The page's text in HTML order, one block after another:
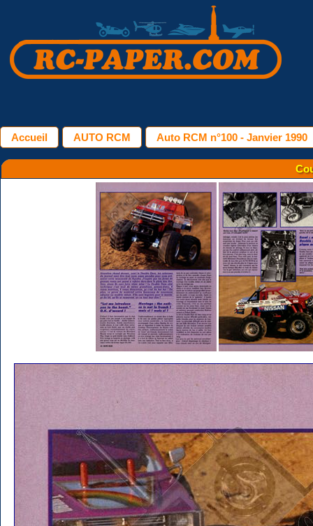
Accueil AUTO RCM Auto RCM n°100 - Janvier 1990